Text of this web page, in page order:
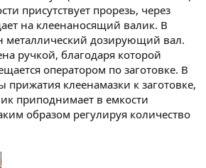
присутствует прорезь, через
на клеенаносящий валик. В
металлический дозирующий вал.
ручкой, благодаря которой
оператором по заготовке. В
прижатия клеенамазки к заготовке,
приподнимает в емкости
образом регулируя количество